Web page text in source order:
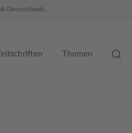
Deutschlands
Themen